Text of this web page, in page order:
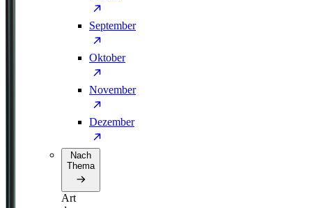
September
Oktober
November
Dezember
Nach
Thema
Art